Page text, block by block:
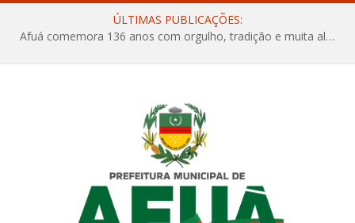
ÚLTIMAS PUBLICAÇÕES:
Afuá comemora 136 anos com orgulho, tradição e muita alegria na Quadra Dr. Nelson Salomão